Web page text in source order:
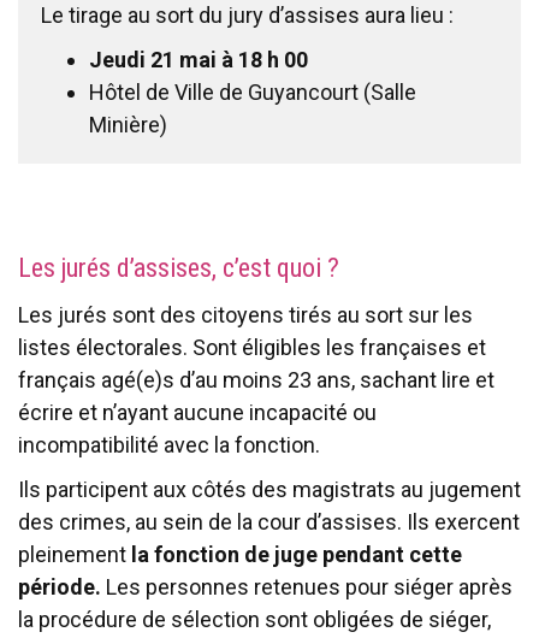
Le tirage au sort du jury d’assises aura lieu :
Jeudi 21 mai à 18 h 00
Hôtel de Ville de Guyancourt (Salle
Minière)
Les jurés d’assises, c’est quoi ?
Les jurés sont des citoyens tirés au sort sur les
listes électorales. Sont éligibles les françaises et
français agé(e)s d’au moins 23 ans, sachant lire et
écrire et n’ayant aucune incapacité ou
incompatibilité avec la fonction.
Ils participent aux côtés des magistrats au jugement
des crimes, au sein de la cour d’assises. Ils exercent
pleinement la fonction de juge pendant cette
période. Les personnes retenues pour siéger après
la procédure de sélection sont obligées de siéger,